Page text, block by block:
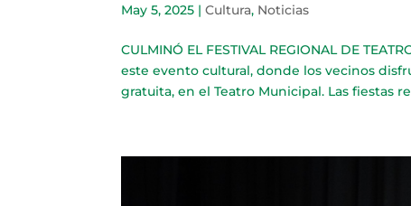
May 5, 2025 |Cultura, Noticias
CULMINÓ EL FESTIVAL REGIONAL DE
este evento cultural, donde los vecinos
gratuita, en el Teatro Municipal. Las fiestas